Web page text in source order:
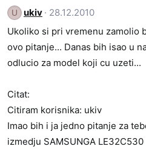
U ukiv
28.12.2010
Ukoliko si pri vremenu zamolio
ovo pitanje... Danas bih isao u
odlucio za model koji cu uzeti...
Citat:
Citiram korisnika: ukiv
Imao bih i ja jedno pitanje za
izmedju SAMSUNGA